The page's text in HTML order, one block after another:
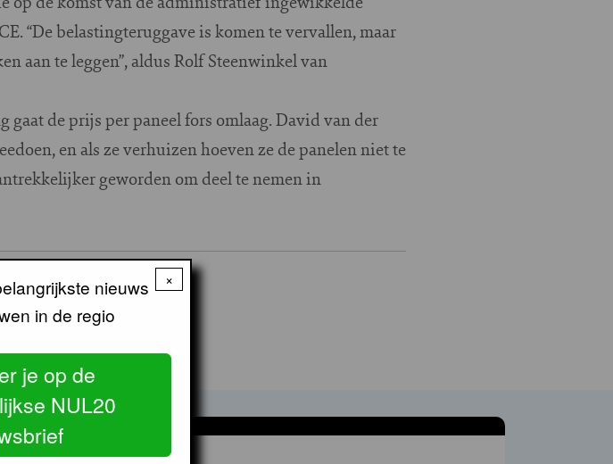
“De belastingteruggave is komen te vervallen, maar
aan te leggen”, aldus Rolf Steenwinkel van
de prijs per paneel fors omlaag. David van der
en als ze verhuizen hoeven ze de panelen niet te
geworden om deel te nemen in
ARTIKELEN
×
nieuws
in de regio
je op de
NUL20